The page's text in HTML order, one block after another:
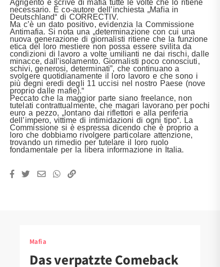
Agrigento e scrive di mafia tutte le volte che lo ritiene
necessario. È co-autore dell’inchiesta „Mafia in
Deutschland“ di CORRECTIV.
Ma c’è un dato positivo, evidenzia la Commissione
Antimafia. Si nota una „determinazione con cui una
nuova generazione di giornalisti ritiene che la funzione
etica del loro mestiere non possa essere svilita da
condizioni di lavoro a volte umilianti ne dai rischi, dalle
minacce, dall’isolamento. Giornalisti poco conosciuti,
schivi, generosi, determinati”, che continuano a
svolgere quotidianamente il loro lavoro e che sono i
più degni eredi degli 11 uccisi nel nostro Paese (nove
proprio dalle mafie).“
Peccato che la maggior parte siano freelance, non
tutelati contrattualmente, che magari lavorano per pochi
euro a pezzo, „lontano dai riflettori e alla periferia
dell’impero, vittime di intimidazioni di ogni tipo“. La
Commissione si è espressa dicendo che è proprio a
loro che dobbiamo rivolgere particolare attenzione,
trovando un rimedio per tutelare il loro ruolo
fondamentale per la libera informazione in Italia.
Mafia
Das verpatzte Comeback